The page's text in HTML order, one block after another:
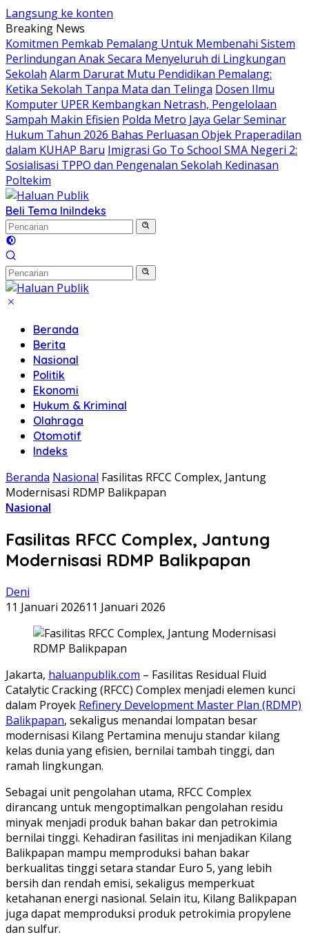
Langsung ke konten
Breaking News
Komitmen Pemkab Pemalang Untuk Membenahi Sistem
Perlindungan Anak Secara Menyeluruh di Lingkungan
Sekolah Alarm Darurat Mutu Pendidikan Pemalang:
Ketika Sekolah Tanpa Mata dan Telinga Dosen Ilmu
Komputer UPER Kembangkan Netrash, Pengelolaan
Sampah Makin Efisien Polda Metro Jaya Gelar Seminar
Hukum Tahun 2026 Bahas Perluasan Objek Praperadilan
dalam KUHAP Baru Imigrasi Go To School SMA Negeri 2:
Sosialisasi TPPO dan Pengenalan Sekolah Kedinasan
Poltekim
Beli Tema IniIndeks
Beranda
Berita
Nasional
Politik
Ekonomi
Hukum & Kriminal
Olahraga
Otomotif
Indeks
Beranda Nasional Fasilitas RFCC Complex, Jantung
Modernisasi RDMP Balikpapan
Nasional
Fasilitas RFCC Complex, Jantung
Modernisasi RDMP Balikpapan
Deni
11 Januari 202611 Januari 2026
Jakarta, haluanpublik.com – Fasilitas Residual Fluid
Catalytic Cracking (RFCC) Complex menjadi elemen kunci
dalam Proyek Refinery Development Master Plan (RDMP)
Balikpapan, sekaligus menandai lompatan besar
modernisasi Kilang Pertamina menuju standar kilang
kelas dunia yang efisien, bernilai tambah tinggi, dan
ramah lingkungan.
Sebagai unit pengolahan utama, RFCC Complex
dirancang untuk mengoptimalkan pengolahan residu
minyak menjadi produk bahan bakar dan petrokimia
bernilai tinggi. Kehadiran fasilitas ini menjadikan Kilang
Balikpapan mampu memproduksi bahan bakar
berkualitas tinggi setara standar Euro 5, yang lebih
bersih dan rendah emisi, sekaligus memperkuat
ketahanan energi nasional. Selain itu, Kilang Balikpapan
juga dapat memproduksi produk petrokimia propylene
dan sulfur.